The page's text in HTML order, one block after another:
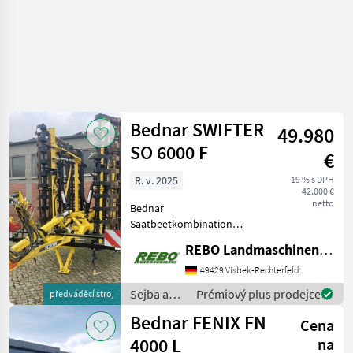
předváděcí stroj
Bednar SWIFTER
SO 6000 F
49.980
€
19 % s DPH
42.000 €
netto
R. v. 2025
Bednar
Saatbeetkombination
Anhängung K80, unten
Spurlockerer CRUSHBAR -
Hydraulische Planierleiste
Vordere Flachstabwalzen
370 mm Krümelleiste Sek
REBO Landmaschinen GmbH, Zentrale
49429 Visbek-Rechterfeld
Sejba a
starostlivosť
o plodinu
/ Bednar
Prémiový plus prodejce
Bednar FENIX FN
4000 L
Cena
na